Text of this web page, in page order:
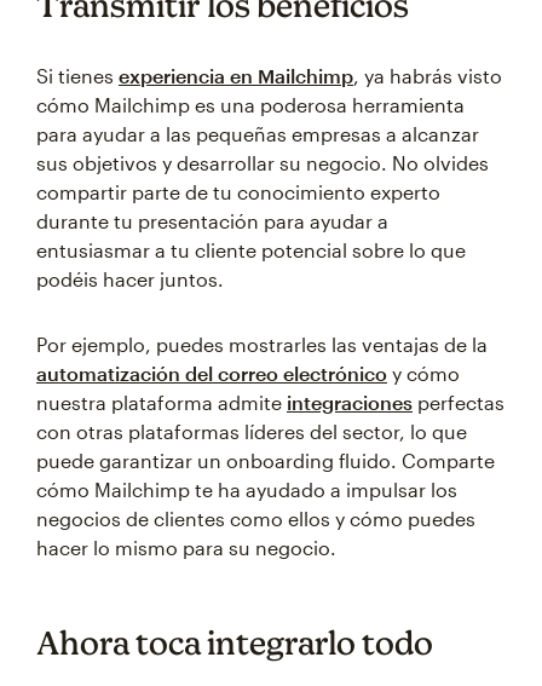
Si tienes experiencia en Mailchimp, ya habrás visto
cómo Mailchimp es una poderosa herramienta
para ayudar a las pequeñas empresas a alcanzar
sus objetivos y desarrollar su negocio. No olvides
compartir parte de tu conocimiento experto
durante tu presentación para ayudar a
entusiasmar a tu cliente potencial sobre lo que
podéis hacer juntos.
Por ejemplo, puedes mostrarles las ventajas de la
automatización del correo electrónico y cómo
nuestra plataforma admite integraciones perfectas
con otras plataformas líderes del sector, lo que
puede garantizar un onboarding fluido. Comparte
cómo Mailchimp te ha ayudado a impulsar los
negocios de clientes como ellos y cómo puedes
hacer lo mismo para su negocio.
Ahora toca integrarlo todo